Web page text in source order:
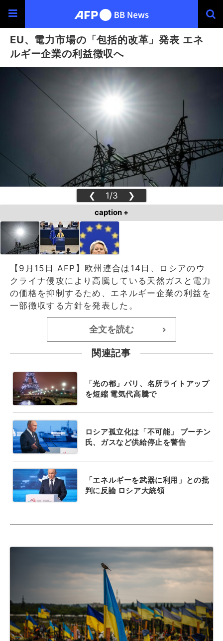
EU、電力市場の「包括的改革」発表 エネ
ルギー企業の利益徴収へ
❮ 1/3 ❯
caption +
【9月15日 AFP】欧州連合は14日、ロシアのウ
クライナ侵攻により高騰している天然ガスと電力
の価格を抑制するため、エネルギー企業の利益を
一部徴収する方針を発表した。
全文を読む >
関連記事
「光の都」パリ、名所ライトアップ
を短縮 電気代高騰で
ロシア孤立化は「不可能」 プーチン
氏、ガスなど供給停止を警告
「エネルギーを武器に利用」との批
判に反論 ロシア大統領